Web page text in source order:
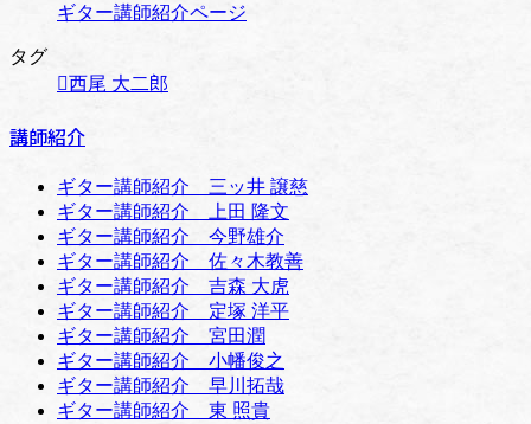
ギター講師紹介ページ
タグ
西尾 大二郎
講師紹介
ギター講師紹介 三ッ井 譲慈
ギター講師紹介 上田 隆文
ギター講師紹介 今野雄介
ギター講師紹介 佐々木教善
ギター講師紹介 吉森 大虎
ギター講師紹介 定塚 洋平
ギター講師紹介 宮田潤
ギター講師紹介 小幡俊之
ギター講師紹介 早川拓哉
ギター講師紹介 東 照貴